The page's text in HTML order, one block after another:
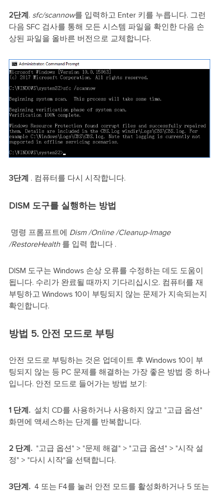
2단계 . sfc/scannow를 입력하고 Enter 키를 누릅니다. 그런
다음 SFC 검사를 통해 모든 시스템 파일을 확인한 다음 손
상된 파일을 올바른 버전으로 교체합니다.
3단계 . 컴퓨터를 다시 시작합니다.
DISM 도구를 실행하는 방법
명령 프롬프트에 Dism /Online /Cleanup-Image
/RestoreHealth를 입력 합니다 .
DISM 도구는 Windows 손상 오류를 수정하는 데도 도움이
됩니다. 수리가 완료될 때까지 기다리십시오. 컴퓨터를 재
부팅하고 Windows 10이 부팅되지 않는 문제가 지속되는지
확인합니다.
방법 5. 안전 모드로 부팅
안전 모드로 부팅하는 것은 업데이트 후 Windows 10이 부
팅되지 않는 등 PC 문제를 해결하는 가장 좋은 방법 중 하나
입니다. 안전 모드로 들어가는 방법 보기:
1 단계. 설치 CD를 사용하거나 사용하지 않고 "고급 옵션"
화면에 액세스하는 단계를 반복합니다.
2 단계. "고급 옵션" > "문제 해결" > "고급 옵션" > "시작 설
정" > "다시 시작"을 선택합니다.
3단계. 4 또는 F4를 눌러 안전 모드를 활성화하거나 5 또는